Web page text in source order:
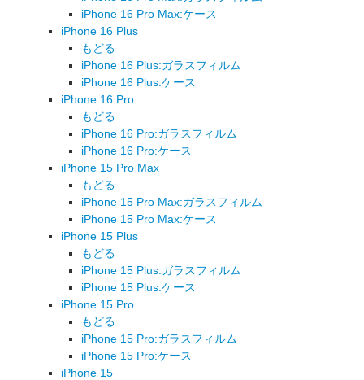
iPhone 16 Pro Max:ケース
iPhone 16 Plus
もどる
iPhone 16 Plus:ガラスフィルム
iPhone 16 Plus:ケース
iPhone 16 Pro
もどる
iPhone 16 Pro:ガラスフィルム
iPhone 16 Pro:ケース
iPhone 15 Pro Max
もどる
iPhone 15 Pro Max:ガラスフィルム
iPhone 15 Pro Max:ケース
iPhone 15 Plus
もどる
iPhone 15 Plus:ガラスフィルム
iPhone 15 Plus:ケース
iPhone 15 Pro
もどる
iPhone 15 Pro:ガラスフィルム
iPhone 15 Pro:ケース
iPhone 15